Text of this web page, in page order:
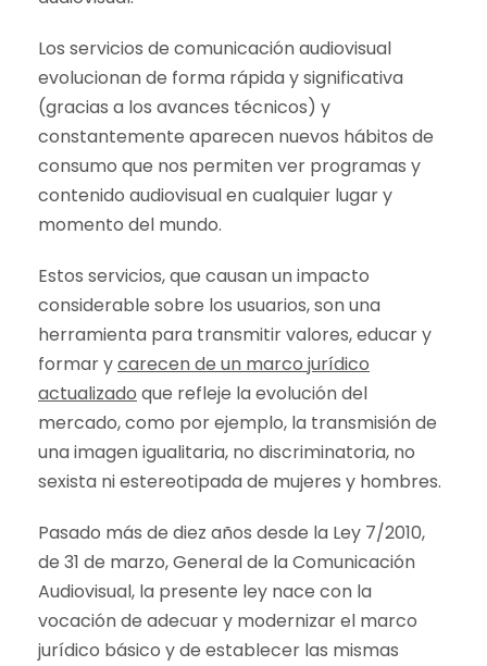
Los servicios de comunicación audiovisual
evolucionan de forma rápida y significativa
(gracias a los avances técnicos) y
constantemente aparecen nuevos hábitos de
consumo que nos permiten ver programas y
contenido audiovisual en cualquier lugar y
momento del mundo.
Estos servicios, que causan un impacto
considerable sobre los usuarios, son una
herramienta para transmitir valores, educar y
formar ycarecen de un marco jurídico
actualizado que refleje la evolución del
mercado, como por ejemplo, la transmisión de
una imagen igualitaria, no discriminatoria, no
sexista ni estereotipada de mujeres y hombres.
Pasado más de diez años desde la Ley 7/2010,
de 31 de marzo, General de la Comunicación
Audiovisual, la presente ley nace con la
vocación de adecuar y modernizar el marco
jurídico básico y de establecer las mismas